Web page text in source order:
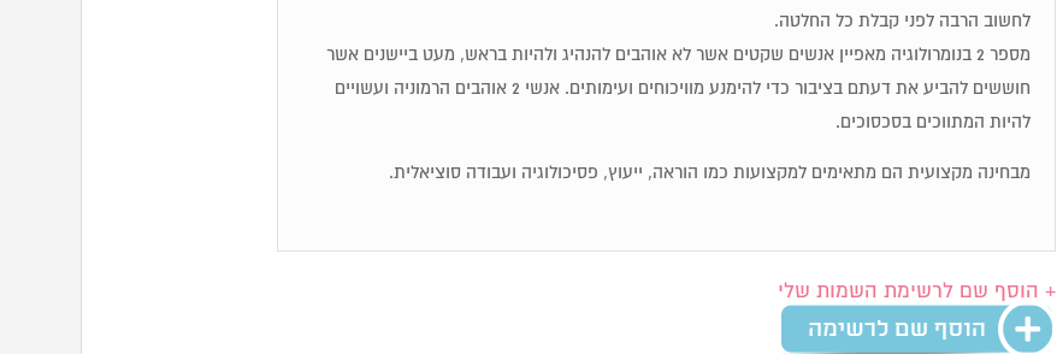
לחשוב הרבה לפני קבלת כל החלטה.
מספר 2 בנומרולוגיה מאפיין אנשים שקטים אשר לא אוהבים להנהיג ולהיות בראש, מעט ביישנים אשר
חוששים להביע את דעתם בציבור כדי להימנע מוויכוחים ועימותים. אנשי 2 אוהבים הרמוניה ועשויים
להיות המתווכים בסכסוכים.
מבחינה מקצועית הם מתאימים למקצועות כמו הוראה, ייעוץ, פסיכולוגיה ועבודה סוציאלית.
+ הוסף שם לרשימת השמות שלי